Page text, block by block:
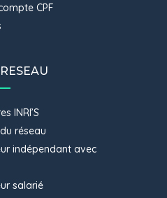
CPF
INRI’S
réseau
indépendant avec
salarié